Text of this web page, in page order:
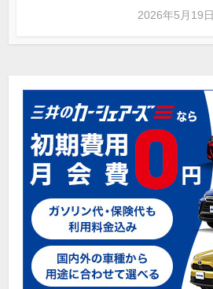
2026年5月19日